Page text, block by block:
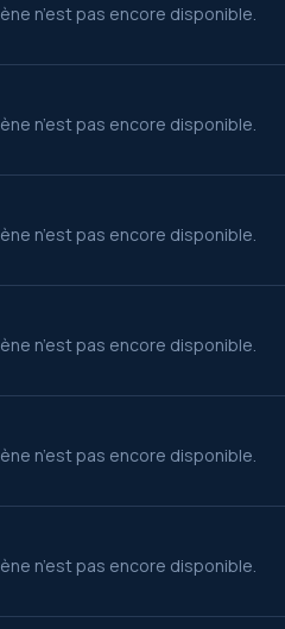
n’est pas encore disponible.
n’est pas encore disponible.
n’est pas encore disponible.
n’est pas encore disponible.
n’est pas encore disponible.
n’est pas encore disponible.